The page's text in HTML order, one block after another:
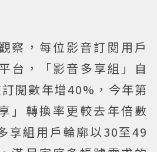
察，每位影音訂閱用戶
台，「影音多享組」自
閱數年增40%，今年第
」轉換率更較去年倍數
享組用戶輪廓以30至49